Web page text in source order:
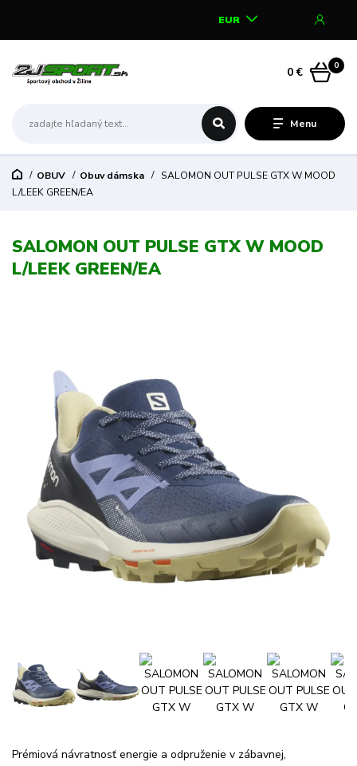
Menu
EUR
0
0 €
OBUV Obuv dámska
SALOMON OUT PULSE GTX W MOOD
L/LEEK GREEN/EA
SALOMON OUT PULSE GTX W MOOD
L/LEEK GREEN/EA
Prémiová návratnosť energie a odpruženie v zábavnej,